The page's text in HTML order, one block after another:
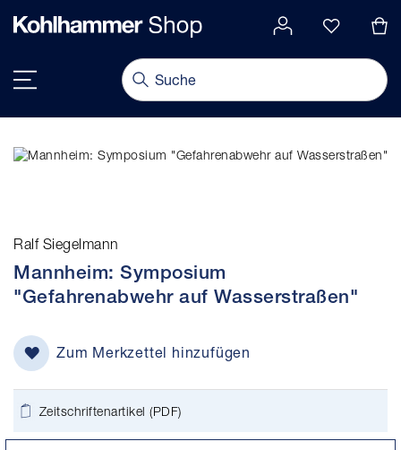
springen
Ralf Siegelmann
Mannheim: Symposium
"Gefahrenabwehr auf Wasserstraßen"
Zum Merkzettel hinzufügen
Zeitschriftenartikel (PDF)